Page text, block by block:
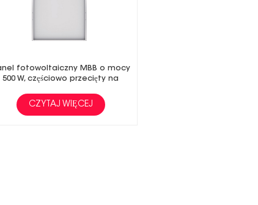
fotowoltaiczny MBB o mocy
500 W, częściowo przecięty na
CZYTAJ WIĘCEJ